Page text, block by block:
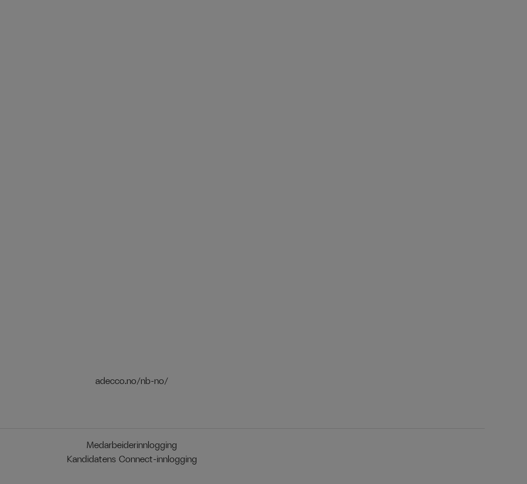
adecco.no/nb-no/
Medarbeiderinnlogging
Kandidatens Connect-innlogging